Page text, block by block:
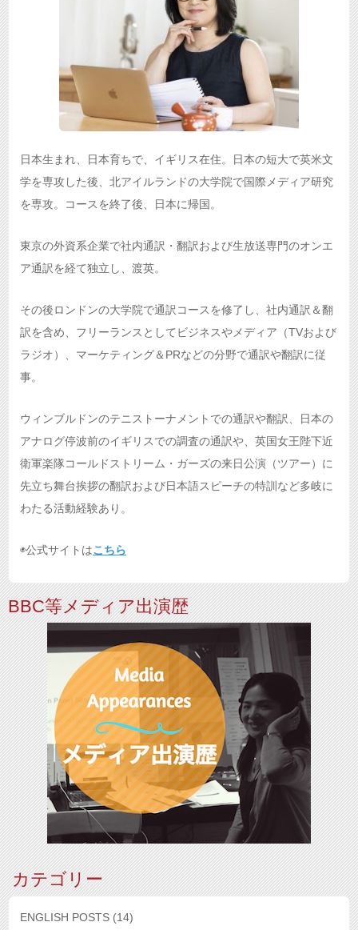
日本生まれ、日本育ちで、イギリス在住。日本の短大で英米文
学を専攻した後、北アイルランドの大学院で国際メディア研究
を専攻。コースを終了後、日本に帰国。
東京の外資系企業で社内通訳・翻訳および生放送専門のオンエ
ア通訳を経て独立し、渡英。
その後ロンドンの大学院で通訳コースを修了し、社内通訳＆翻
訳を含め、フリーランスとしてビジネスやメディア（TVおよび
ラジオ）、マーケティング＆PRなどの分野で通訳や翻訳に従
事。
ウィンブルドンのテニストーナメントでの通訳や翻訳、日本の
アナログ停波前のイギリスでの調査の通訳や、英国女王陛下近
衛軍楽隊コールドストリーム・ガーズの来日公演（ツアー）に
先立ち舞台挨拶の翻訳および日本語スピーチの特訓など多岐に
わたる活動経験あり。
◉公式サイトはこちら
BBC等メディア出演歴
カテゴリー
ENGLISH POSTS (14)